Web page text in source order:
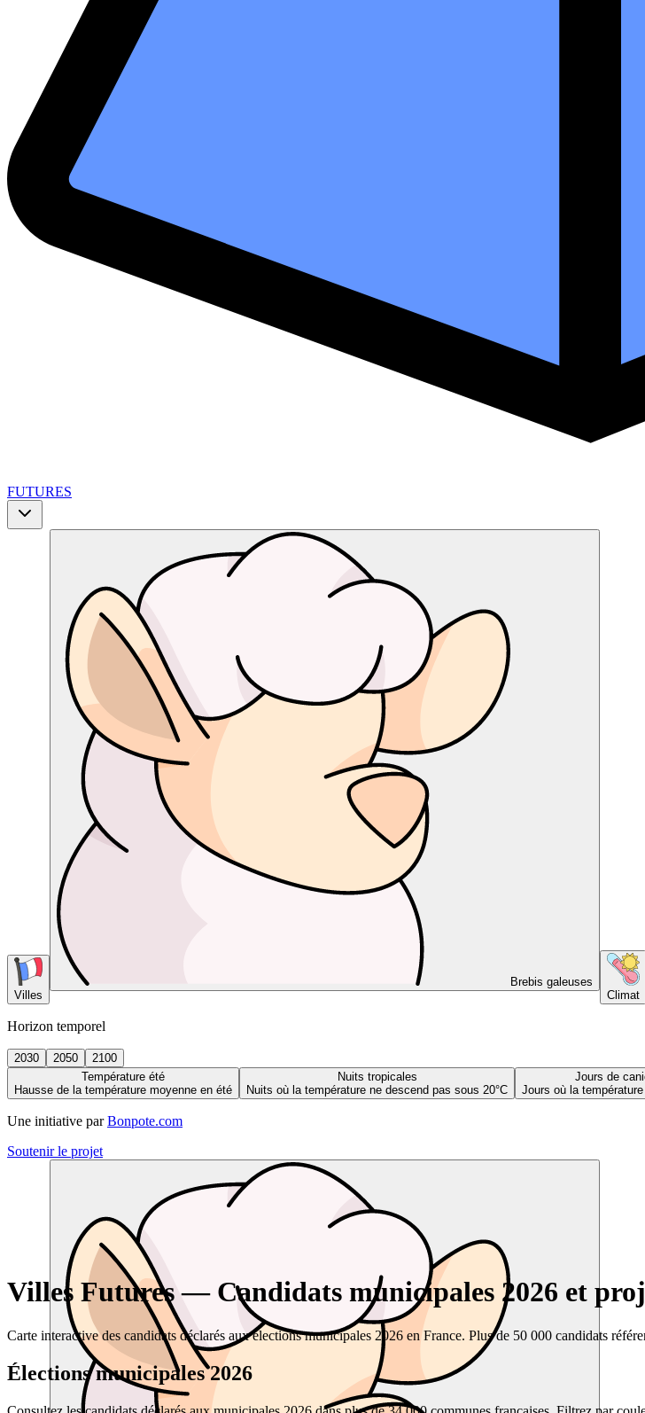
FUTURES
Villes
Brebis galeuses
Climat
Horizon temporel
2030 2050
2100
Température été
Hausse de la température moyenne en été
Nuits tropicales
Nuits où la température ne descend pas sous 20°C
Jours de
Jours où la
Une initiative par Bonpote.com
Soutenir le projet
Villes Futures — Candidats municipales 2026 et
Carte interactive des candidats déclarés aux élections municipales 2026 en France. Plus de 50 000 candidats
Élections municipales 2026